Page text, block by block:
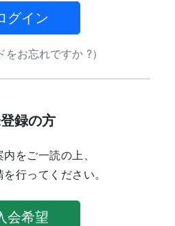
グイン
をお忘れですか ?）
録の方
をご一読の上、
行ってください。
会希望